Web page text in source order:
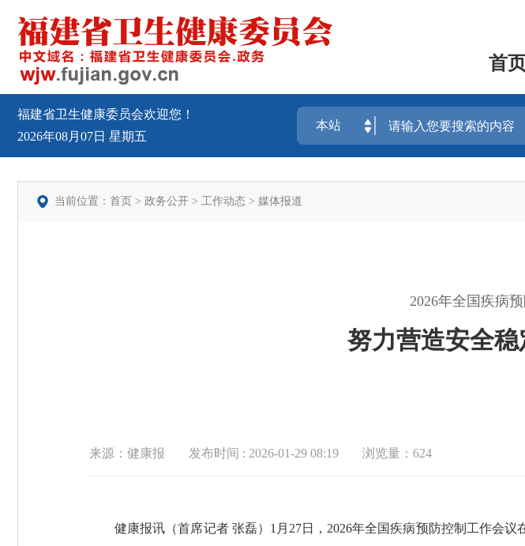
首
福建省卫生健康委员会欢迎您！
2026年08月07日 星期五
当前位置： 首页 > 政务公开 > 工作动态 > 媒体报道
2026年全国疾病
努力营造安全
来源：健康报 发布时间 : 2026-01-29 08:19 浏览量：624
健康报讯（首席记者 张磊）1月27日，2026年全国疾病预防控制工作会议